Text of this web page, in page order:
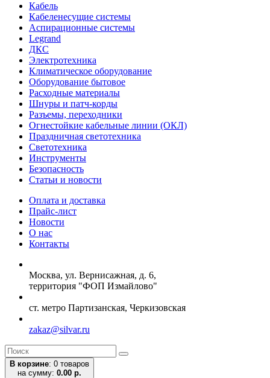
Кабель
Кабеленесущие системы
Аспирационные системы
Legrand
ДКС
Электротехника
Климатическое оборудование
Оборудование бытовое
Расходные материалы
Шнуры и патч-корды
Разъемы, переходники
Огнестойкие кабельные линии (ОКЛ)
Праздничная светотехника
Светотехника
Инструменты
Безопасность
Статьи и новости
Оплата и доставка
Прайс-лист
Новости
О нас
Контакты
Москва, ул. Вернисажная, д. 6,
территория "ФОП Измайлово"
ст. метро Партизанская, Черкизовская
zakaz@silvar.ru
В корзине: 0 товаров
на сумму: 0.00 р.